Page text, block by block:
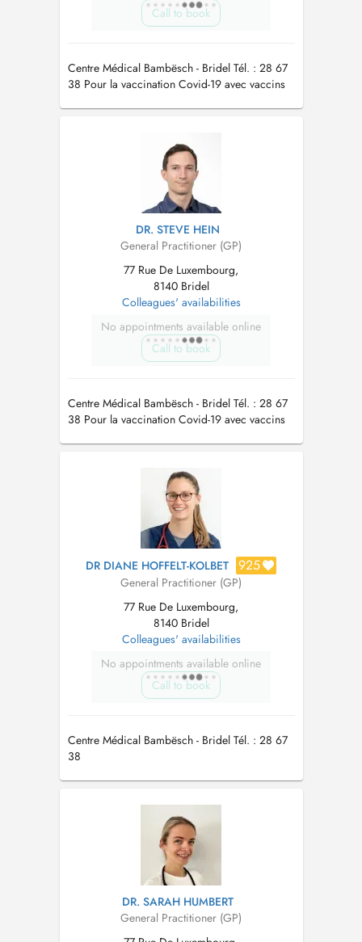
Call to book
Centre Médical Bambësch - Bridel Tél. : 28 67
38 Pour la vaccination Covid-19 avec vaccins
DR. STEVE HEIN
General Practitioner (GP)
77 Rue De Luxembourg,
8140 Bridel
Colleagues' availabilities
No appointments available online
Call to book
Centre Médical Bambësch - Bridel Tél. : 28 67
38 Pour la vaccination Covid-19 avec vaccins
DR DIANE HOFFELT-KOLBET 925
General Practitioner (GP)
77 Rue De Luxembourg,
8140 Bridel
Colleagues' availabilities
No appointments available online
Call to book
Centre Médical Bambësch - Bridel Tél. : 28 67
38
DR. SARAH HUMBERT
General Practitioner (GP)